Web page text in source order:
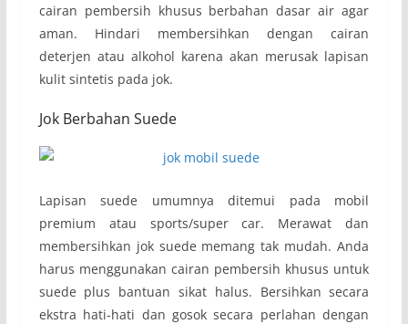
cairan pembersih khusus berbahan dasar air agar
aman. Hindari membersihkan dengan cairan
deterjen atau alkohol karena akan merusak lapisan
kulit sintetis pada jok.
Jok Berbahan Suede
Lapisan suede umumnya ditemui pada mobil
premium atau sports/super car. Merawat dan
membersihkan jok suede memang tak mudah. Anda
harus menggunakan cairan pembersih khusus untuk
suede plus bantuan sikat halus. Bersihkan secara
ekstra hati-hati dan gosok secara perlahan dengan